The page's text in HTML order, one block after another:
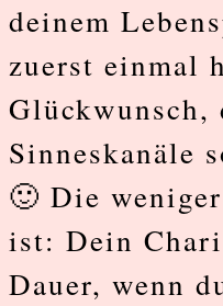
deinem
zuerst einmal
Glückwunsch,
Sinneskanäle
🙂 Die
ist: Dein
Dauer, wenn